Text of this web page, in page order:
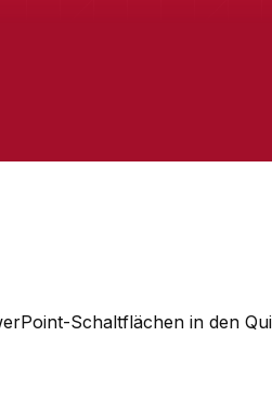
Schaltflächen in den